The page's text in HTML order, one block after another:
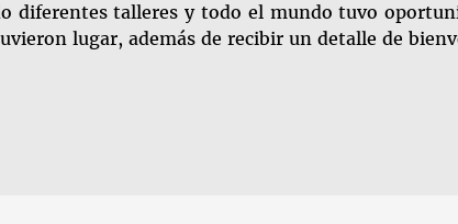
diferentes talleres y todo el mundo tuvo
lugar, además de recibir un detalle de